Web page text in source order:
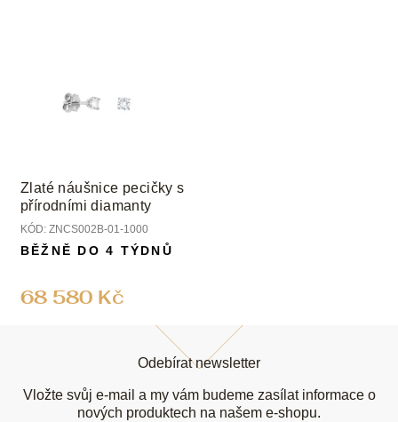
Zlaté náušnice pecičky s
přírodními diamanty
KÓD: ZNCS002B-01-1000
68 580 Kč
BĚŽNĚ DO 4 TÝDNŮ
Odebírat newsletter
Vložte svůj e-mail a my vám budeme zasílat informace o
nových produktech na našem e-shopu.